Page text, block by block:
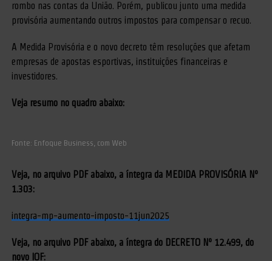
rombo nas contas da União. Porém, publicou junto uma medida
provisória aumentando outros impostos para compensar o recuo.
A Medida Provisória e o novo decreto têm resoluções que afetam
empresas de apostas esportivas, instituições financeiras e
investidores.
Veja resumo no quadro abaixo:
Fonte: Enfoque Business, com Web
Veja, no arquivo PDF abaixo, a íntegra da MEDIDA PROVISÓRIA Nº
1.303:
integra-mp-aumento-imposto-11jun2025
Veja, no arquivo PDF abaixo, a íntegra do DECRETO Nº 12.499, do
novo IOF: